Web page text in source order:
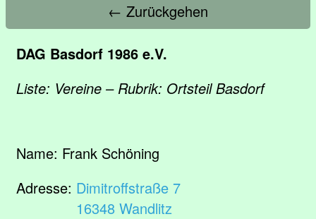
← Zurückgehen
DAG Basdorf 1986 e.V.
Liste: Vereine – Rubrik: Ortsteil Basdorf
Name: Frank Schöning
Adresse: Dimitroffstraße 7
16348 Wandlitz